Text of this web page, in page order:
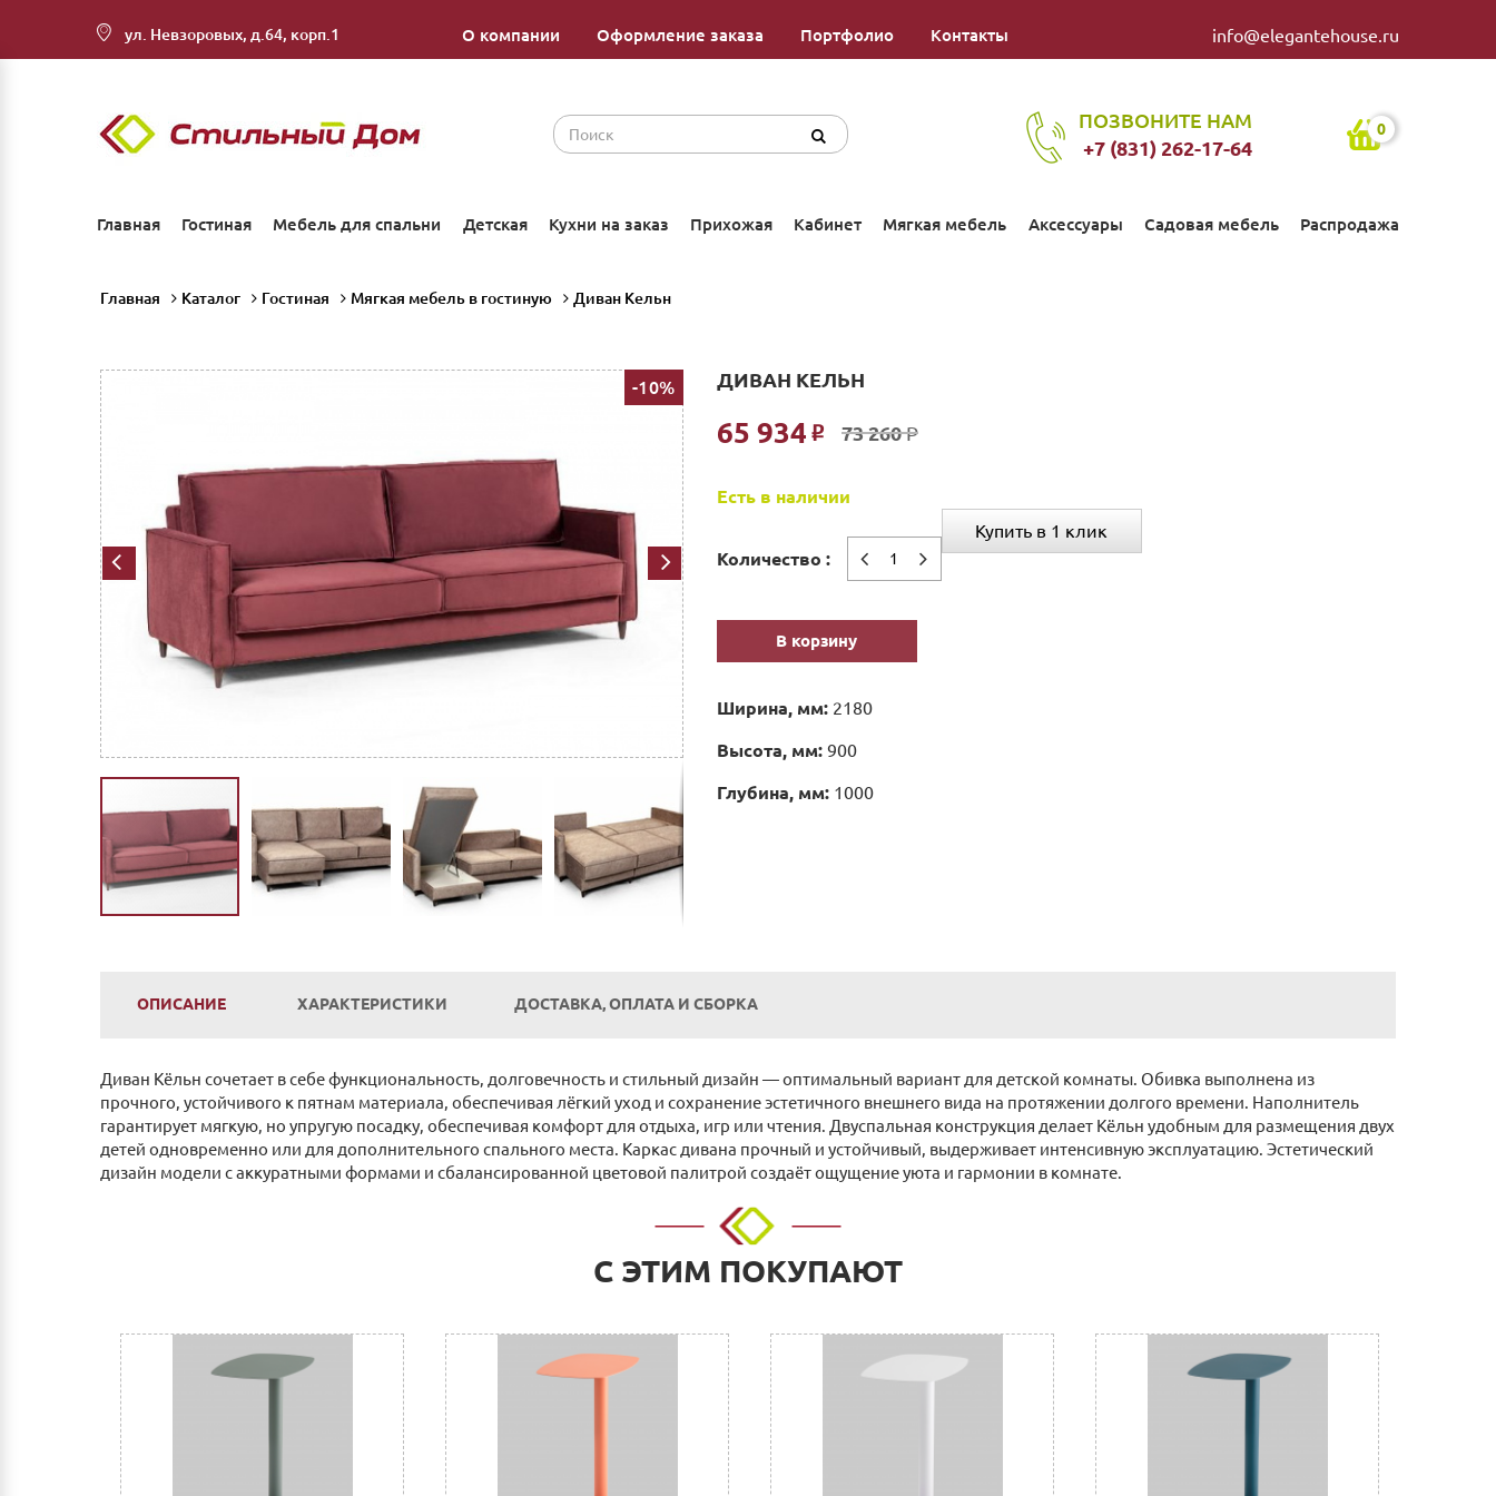
ул. Невзоровых, д.64, корп.1 О компании Оформление заказа Портфолио Контакты info@elegantehouse.ru
ПОЗВОНИТЕ НАМ
+7 (831) 262-17-64
0
Главная Гостиная Мебель для спальни Детская Кухни на заказ Прихожая Кабинет Мягкая мебель Аксессуары Садовая мебель Распродажа
Главная Каталог Гостиная Мягкая мебель в гостиную Диван Кельн
-10% ДИВАН КЕЛЬН
65 934 Р 73 260 Р
Есть в наличии
Количество :
В корзину
Купить в 1 клик
Ширина, мм:2180
Высота, мм:900
Глубина, мм:1000
ОПИСАНИЕ
Диван Кёльн сочетает в себе функциональность, долговечность и стильный дизайн — оптимальный вариант для детской комнаты. Обивка выполнена из
прочного, устойчивого к пятнам материала, обеспечивая лёгкий уход и сохранение эстетичного внешнего вида на протяжении долгого времени. Наполнитель
гарантирует мягкую, но упругую посадку, обеспечивая комфорт для отдыха, игр или чтения. Двуспальная конструкция делает Кёльн удобным для размещения двух
детей одновременно или для дополнительного спального места. Каркас дивана прочный и устойчивый, выдерживает интенсивную эксплуатацию. Эстетический
дизайн модели с аккуратными формами и сбалансированной цветовой палитрой создаёт ощущение уюта и гармонии в комнате.
ХАРАКТЕРИСТИКИ ДОСТАВКА, ОПЛАТА И СБОРКА
Наличным и безналичным расчетом в салоне по адресу: г. Нижний Новгород, ул. Невзоровых, д.64, корп.1.
Оплата по счету: Безналичным переводом на расчетный счет. Для физических и юридических лиц.
Как оплатить:
Вы можете заполнить реквизиты при оформлении покупки в Корзине на сайте или прислать их нам на электронную почту (почта сайта)
После этого Вы получите счет для оплаты с необходимыми реквизитами, который можно оплатить в любом отделении банка, либо через Ваш интернет или
мобильный банк, выполнив перевод на счет организации, заполнив платежное поручение согласно полученному счету.
Доставка
С ЭТИМ ПОКУПАЮТ